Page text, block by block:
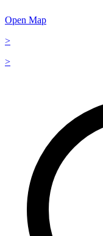
Open Map
>
>